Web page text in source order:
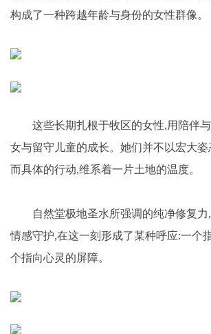
构成了一种跨越年龄与身份的女性群像。
这些长期扎根于牧区的女性,用陪伴
女与留守儿童的成长。她们并不以宏大
而具体的行动,维系着一片土地的温度。
自然堂极地圣水所强调的纯净修复
情感守护,在这一刻形成了某种呼应:一个
个指向心灵的屏障。